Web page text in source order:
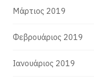
Μάρτιος 2019
Φεβρουάριος 2019
Ιανουάριος 2019